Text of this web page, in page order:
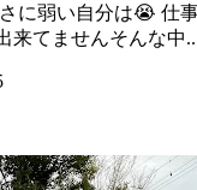
に弱い自分は😭 仕
来てませんそんな中